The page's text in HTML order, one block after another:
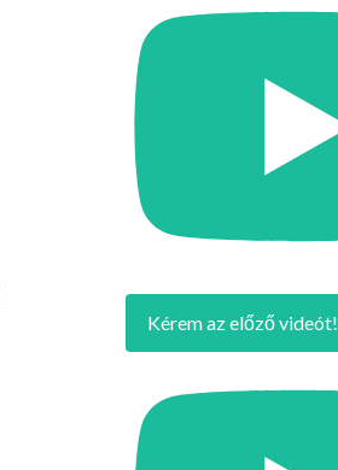
Kérem az előző videót!